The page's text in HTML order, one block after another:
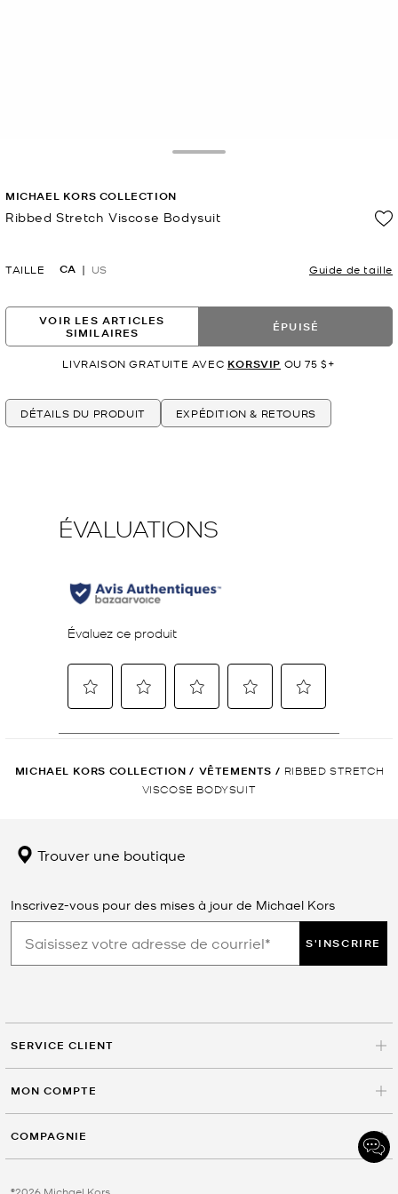
MICHAEL KORS COLLECTION
Ribbed Stretch Viscose Bodysuit
TAILLE CA US Guide de taille
VOIR LES ARTICLES
SIMILAIRES
ÉPUISÉ
LIVRAISON GRATUITE AVEC KORSVIP OU 75 $+
DÉTAILS DU PRODUIT EXPÉDITION & RETOURS
MICHAEL KORS COLLECTION / VÊTEMENTS / RIBBED STRETCH
VISCOSE BODYSUIT
Trouver une boutique
Inscrivez-vous pour des mises à jour de Michael Kors
S'INSCRIRE
SERVICE CLIENT
MON COMPTE
COMPAGNIE
©2026 Michael Kors